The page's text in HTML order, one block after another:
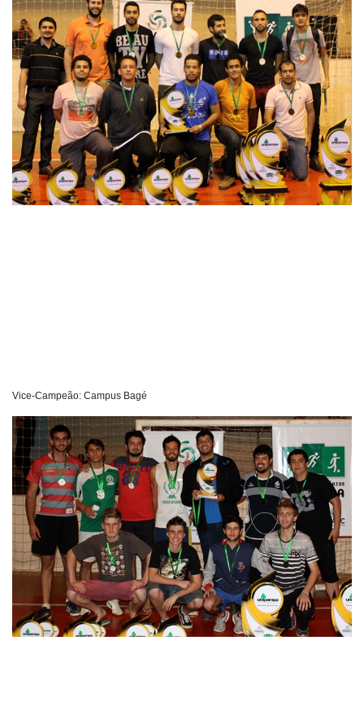
Vice-Campeão: Campus Bagé